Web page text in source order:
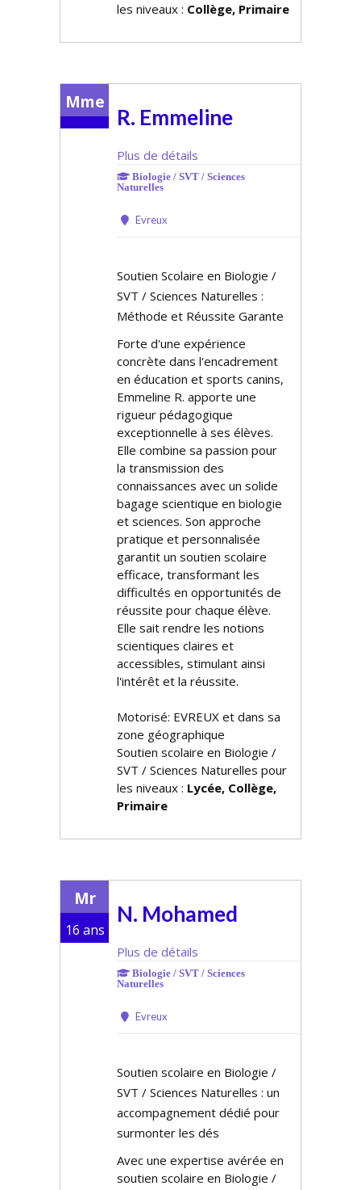
les niveaux : Collège, Primaire
Mme
R. Emmeline
Plus de détails
Biologie / SVT / Sciences
Naturelles
Evreux
Soutien Scolaire en Biologie /
SVT / Sciences Naturelles :
Méthode et Réussite Garante
Forte d'une expérience
concrète dans l'encadrement
en éducation et sports canins,
Emmeline R. apporte une
rigueur pédagogique
exceptionnelle à ses élèves.
Elle combine sa passion pour
la transmission des
connaissances avec un solide
bagage scientifique en biologie
et sciences. Son approche
pratique et personnalisée
garantit un soutien scolaire
efficace, transformant les
difficultés en opportunités de
réussite pour chaque élève.
Elle sait rendre les notions
scientifiques claires et
accessibles, stimulant ainsi
l'intérêt et la réussite.
Motorisé: EVREUX et dans sa
zone géographique
Soutien scolaire en Biologie /
SVT / Sciences Naturelles pour
les niveaux : Lycée, Collège,
Primaire
Mr
16 ans
N. Mohamed
Plus de détails
Biologie / SVT / Sciences
Naturelles
Evreux
Soutien scolaire en Biologie /
SVT / Sciences Naturelles : un
accompagnement dédié pour
surmonter les défis
Avec une expertise avérée en
soutien scolaire en Biologie /